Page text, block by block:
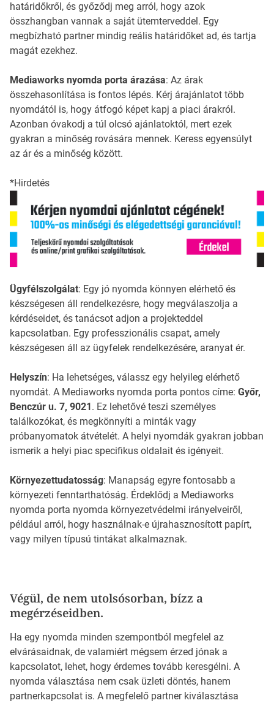
határidőkről, és győződj meg arról, hogy azok
összhangban vannak a saját ütemterveddel. Egy
megbízható partner mindig reális határidőket ad, és tartja
magát ezekhez.
Mediaworks nyomda porta árazása: Az árak
összehasonlítása is fontos lépés. Kérj árajánlatot több
nyomdától is, hogy átfogó képet kapj a piaci árakról.
Azonban óvakodj a túl olcsó ajánlatoktól, mert ezek
gyakran a minőség rovására mennek. Keress egyensúlyt
az ár és a minőség között.
*Hirdetés
Ügyfélszolgálat: Egy jó nyomda könnyen elérhető és
készségesen áll rendelkezésre, hogy megválaszolja a
kérdéseidet, és tanácsot adjon a projekteddel
kapcsolatban. Egy professzionális csapat, amely
készségesen áll az ügyfelek rendelkezésére, aranyat ér.
Helyszín: Ha lehetséges, válassz egy helyileg elérhető
nyomdát. A Mediaworks nyomda porta pontos címe: Győr,
Benczúr u. 7, 9021. Ez lehetővé teszi személyes
találkozókat, és megkönnyíti a minták vagy
próbanyomatok átvételét. A helyi nyomdák gyakran jobban
ismerik a helyi piac specifikus oldalait és igényeit.
Környezettudatosság: Manapság egyre fontosabb a
környezeti fenntarthatóság. Érdeklődj a Mediaworks
nyomda porta nyomda környezetvédelmi irányelveiről,
például arról, hogy használnak-e újrahasznosított papírt,
vagy milyen típusú tintákat alkalmaznak.
Végül, de nem utolsósorban, bízz a
megérzéseidben.
Ha egy nyomda minden szempontból megfelel az
elvárásaidnak, de valamiért mégsem érzed jónak a
kapcsolatot, lehet, hogy érdemes tovább keresgélni. A
nyomda választása nem csak üzleti döntés, hanem
partnerkapcsolat is. A megfelelő partner kiválasztása